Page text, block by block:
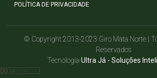
POLÍTICA DE PRIVACIDADE
© Copyright 2013-2023 Giro Mata Norte |
Reservados
Tecnologia Ultra Já - Soluções